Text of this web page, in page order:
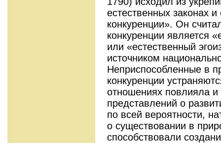
естественных законах
конкуренции». Он
конкуренции является
или «естественный
источником
Неприспособленные в
конкуренции
отношениях повлияла
представлений о
по всей вероятности,
о существовании в
способствовали